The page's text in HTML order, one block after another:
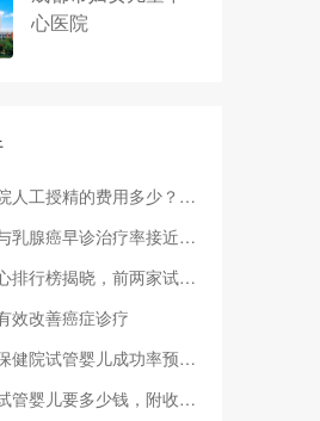
心医院
授精的费用多少？一次成功
腺癌早诊治疗率接近100%
榜揭晓，前两家试管婴儿成
效改善癌症诊疗
试管婴儿成功率预估，做到
儿要多少钱，附收费明细参